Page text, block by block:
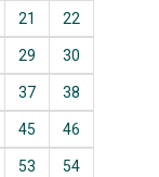
21 22
29 30
37 38
45 46
53 54